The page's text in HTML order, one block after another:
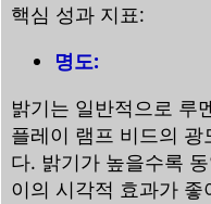
핵심 성과 지표:
명도:
밝기는 일반적으로 루
플레이 램프 비드의
다. 밝기가 높을수록
이의 시각적 효과가 좋